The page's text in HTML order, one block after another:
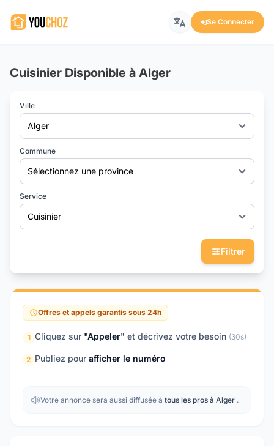
Se Connecter
Cuisinier Disponible à Alger
Ville
Alger
Commune
Sélectionnez une province
Service
Cuisinier
Filtrer
Offres et appels garantis sous 24h
1 Cliquez sur "Appeler" et décrivez votre besoin (30s)
2 Publiez pour afficher le numéro
Votre annonce sera aussi diffusée à tous les pros à Alger .